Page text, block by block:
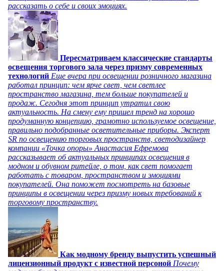
рассказать о себе и своих эмоциях.
Пересматриваем классические стандарты
освещения торгового зала через призму современных
технологий Еще вчера при освещении розничного магазина
работал принцип: чем ярче свет, чем светлее
пространство магазина, тем больше покупателей и
продаж. Сегодня этот принцип утратил свою
актуальность. На смену ему пришел тренд на хорошо
продуманную концепцию, грамотно используемое освещение,
правильно подобранные осветительные приборы. Эксперт
SR по освещению торговых пространств, светодизайнер
компании «Точка опоры» Анастасия Ефремова
рассказывает об актуальных принципах освещения в
модном и обувном ритейле, о том, как свет помогает
работать с товаром, пространством и эмоциями
покупателей. Она поможет посмотреть на базовые
принципы в освещении через призму новых требований к
торговому пространству.
Как модному бренду выпустить успешный
лицензионный продукт с известной персоной Почему